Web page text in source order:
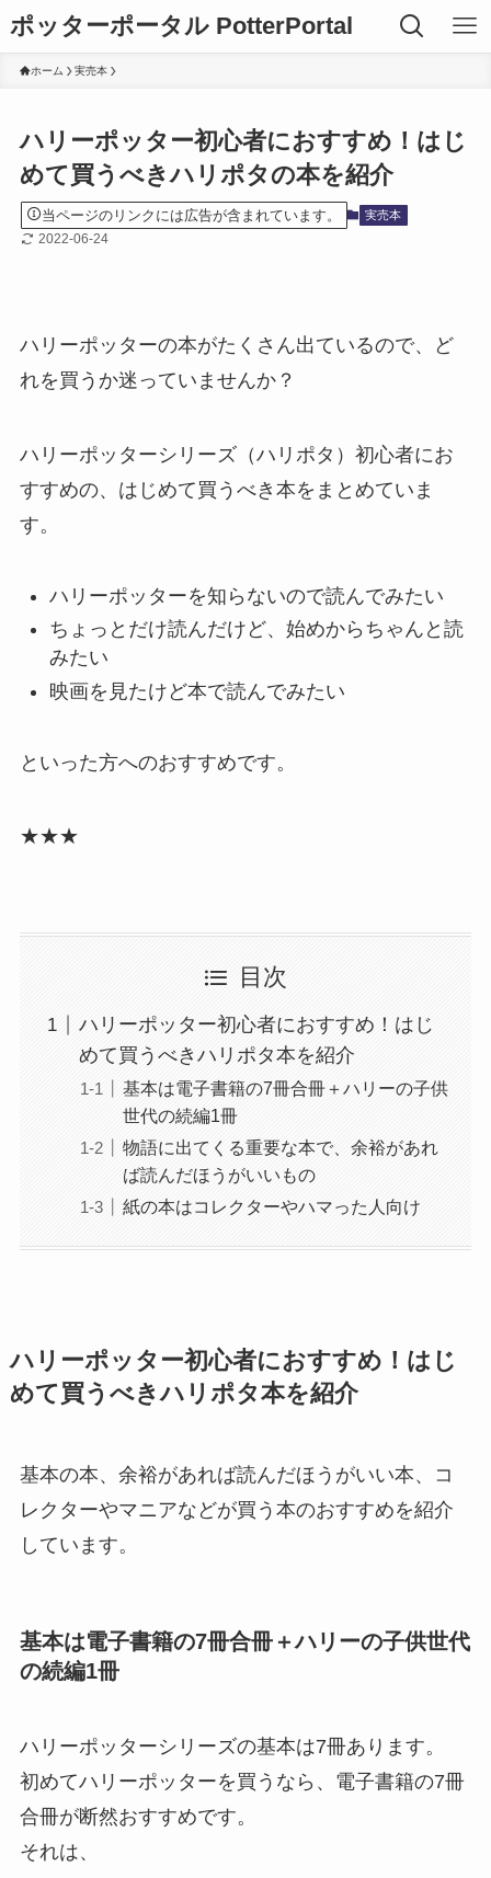
ポッターポータル PotterPortal
ホーム 実売本
ハリーポッター初心者におすすめ！はじ
めて買うべきハリポタの本を紹介
当ページのリンクには広告が含まれています。 実売本
2022-06-24
ハリーポッターの本がたくさん出ているので、ど
れを買うか迷っていませんか？
ハリーポッターシリーズ（ハリポタ）初心者にお
すすめの、はじめて買うべき本をまとめていま
す。
ハリーポッターを知らないので読んでみたい
ちょっとだけ読んだけど、始めからちゃんと読
みたい
映画を見たけど本で読んでみたい
といった方へのおすすめです。
★★★
目次
ハリーポッター初心者におすすめ！はじ
めて買うべきハリポタ本を紹介
基本は電子書籍の7冊合冊＋ハリーの子供
世代の続編1冊
物語に出てくる重要な本で、余裕があれ
ば読んだほうがいいもの
紙の本はコレクターやハマった人向け
ハリーポッター初心者におすすめ！はじ
めて買うべきハリポタ本を紹介
基本の本、余裕があれば読んだほうがいい本、コ
レクターやマニアなどが買う本のおすすめを紹介
しています。
基本は電子書籍の7冊合冊＋ハリーの子供世代
の続編1冊
ハリーポッターシリーズの基本は7冊あります。
初めてハリーポッターを買うなら、電子書籍の7冊
合冊が断然おすすめです。
それは、